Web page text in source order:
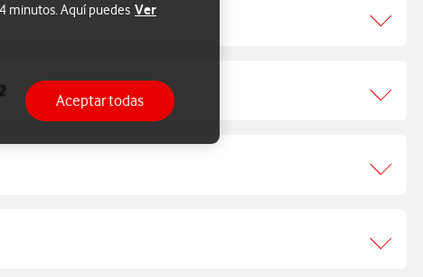
minutos. Aquí puedes Ver
Aceptar todas